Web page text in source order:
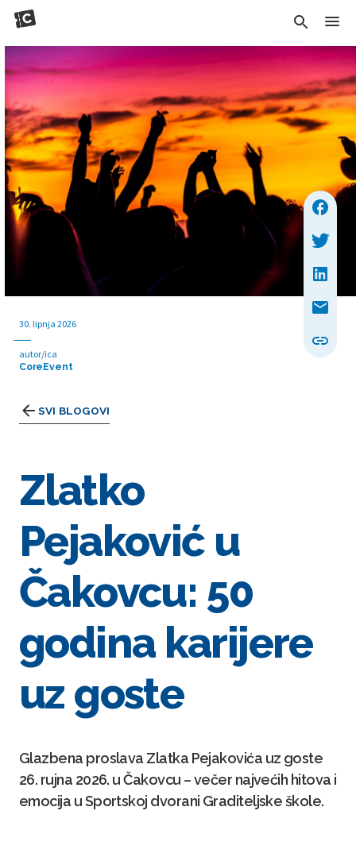
SVI BLOGOVI
30. lipnja 2026
autor/ica
CoreEvent
Zlatko
Pejaković u
Čakovcu: 50
godina karijere
uz goste
Glazbena proslava Zlatka Pejakovića uz goste
26. rujna 2026. u Čakovcu – večer najvećih hitova i
emocija u Sportskoj dvorani Graditeljske škole.